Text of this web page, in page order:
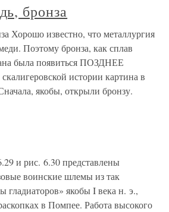
бронза
Хорошо известно, что металлургия
Поэтому бронза, как сплав
была появиться ПОЗДНЕЕ
истории картина в
якобы, открыли бронзу.
и рис. 6.30 представлены
воинские шлемы из так
гладиаторов» якобы I века н. э.,
в Помпее. Работа высокого